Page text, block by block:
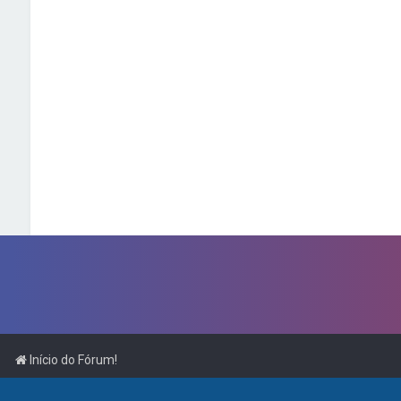
Início do Fórum!